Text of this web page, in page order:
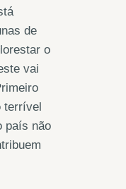
de
o
vai
terrível
país não